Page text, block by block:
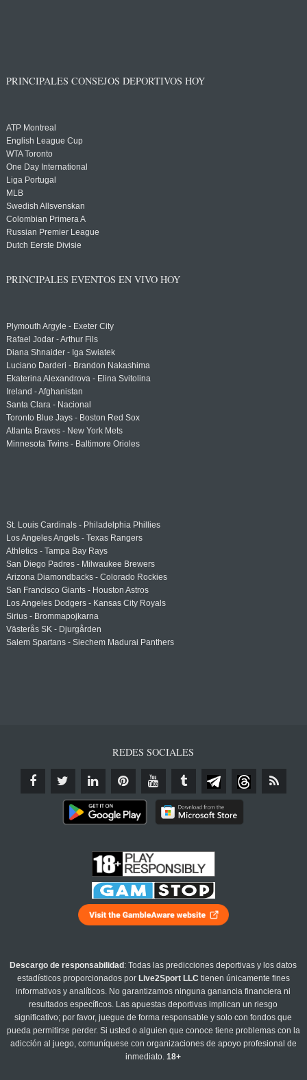
PRINCIPALES CONSEJOS DEPORTIVOS HOY
ATP Montreal
English League Cup
WTA Toronto
One Day International
Liga Portugal
MLB
Swedish Allsvenskan
Colombian Primera A
Russian Premier League
Dutch Eerste Divisie
PRINCIPALES EVENTOS EN VIVO HOY
Plymouth Argyle - Exeter City
Rafael Jodar - Arthur Fils
Diana Shnaider - Iga Swiatek
Luciano Darderi - Brandon Nakashima
Ekaterina Alexandrova - Elina Svitolina
Ireland - Afghanistan
Santa Clara - Nacional
Toronto Blue Jays - Boston Red Sox
Atlanta Braves - New York Mets
Minnesota Twins - Baltimore Orioles
St. Louis Cardinals - Philadelphia Phillies
Los Angeles Angels - Texas Rangers
Athletics - Tampa Bay Rays
San Diego Padres - Milwaukee Brewers
Arizona Diamondbacks - Colorado Rockies
San Francisco Giants - Houston Astros
Los Angeles Dodgers - Kansas City Royals
Sirius - Brommapojkarna
Västerås SK - Djurgården
Salem Spartans - Siechem Madurai Panthers
REDES SOCIALES
Descargo de responsabilidad : Todas las predicciones deportivas y los datos
estadísticos proporcionados por Live2Sport LLC tienen únicamente fines
informativos y analíticos. No garantizamos ninguna ganancia financiera ni
resultados específicos. Las apuestas deportivas implican un riesgo
significativo; por favor, juegue de forma responsable y solo con fondos que
pueda permitirse perder. Si usted o alguien que conoce tiene problemas con la
adicción al juego, comuníquese con organizaciones de apoyo profesional de
inmediato.18+